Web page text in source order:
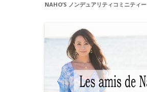
NAHO’S ノンデュアリティコミニティー